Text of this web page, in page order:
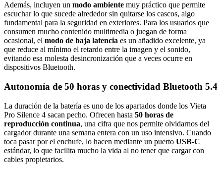
Además, incluyen un modo ambiente muy práctico que permite
escuchar lo que sucede alrededor sin quitarse los cascos, algo
fundamental para la seguridad en exteriores. Para los usuarios que
consumen mucho contenido multimedia o juegan de forma
ocasional, el modo de baja latencia es un añadido excelente, ya
que reduce al mínimo el retardo entre la imagen y el sonido,
evitando esa molesta desincronización que a veces ocurre en
dispositivos Bluetooth.
Autonomía de 50 horas y conectividad Bluetooth 5.4
La duración de la batería es uno de los apartados donde los Vieta
Pro Silence 4 sacan pecho. Ofrecen hasta 50 horas de
reproducción continua, una cifra que nos permite olvidarnos del
cargador durante una semana entera con un uso intensivo. Cuando
toca pasar por el enchufe, lo hacen mediante un puerto USB-C
estándar, lo que facilita mucho la vida al no tener que cargar con
cables propietarios.